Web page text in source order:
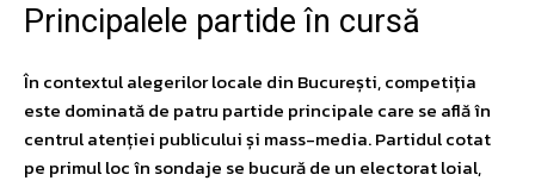
Principalele partide în cursă
În contextul alegerilor locale din București, competiția
este dominată de patru partide principale care se află în
centrul atenției publicului și mass-media. Partidul cotat
pe primul loc în sondaje se bucură de un electorat loial,